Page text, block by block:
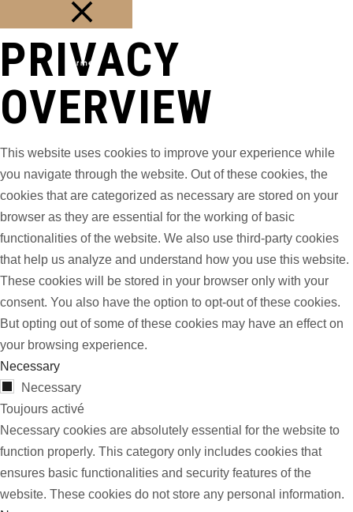
Fermer
PRIVACY
OVERVIEW
This website uses cookies to improve your experience while
you navigate through the website. Out of these cookies, the
cookies that are categorized as necessary are stored on your
browser as they are essential for the working of basic
functionalities of the website. We also use third-party cookies
that help us analyze and understand how you use this website.
These cookies will be stored in your browser only with your
consent. You also have the option to opt-out of these cookies.
But opting out of some of these cookies may have an effect on
your browsing experience.
Necessary
Necessary
Toujours activé
Necessary cookies are absolutely essential for the website to
function properly. This category only includes cookies that
ensures basic functionalities and security features of the
website. These cookies do not store any personal information.